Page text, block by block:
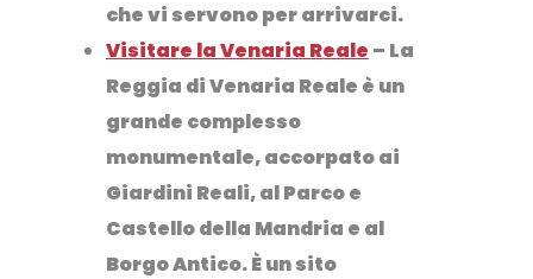
che vi servono per arrivarci.
Visitare la Venaria Reale – La
Reggia di Venaria Reale è un
grande complesso
monumentale, accorpato ai
Giardini Reali, alParco e
Castello della Mandria e al
Borgo Antico. È un sito